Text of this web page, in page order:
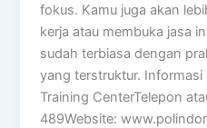
fokus. Kamu juga akan
kerja atau membuka jasa
sudah terbiasa dengan
yang terstruktur.
Training CenterTelepon
489Website: